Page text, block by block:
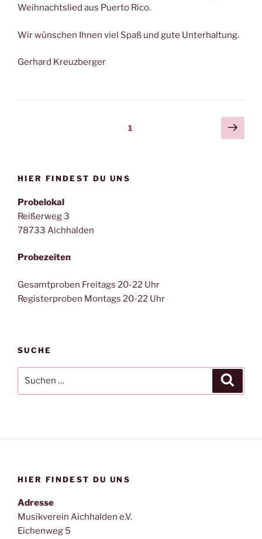
Weihnachtslied aus Puerto Rico.
Wir wünschen Ihnen viel Spaß und gute Unterhaltung.
Gerhard Kreuzberger
Seitennummerierung
Seite1
HIER FINDEST DU UNS
Probelokal
Reißerweg 3
78733 Aichhalden
Probezeiten
Gesamtproben Freitags 20-22 Uhr
Registerproben Montags 20-22 Uhr
SUCHE
nach:
HIER FINDEST DU UNS
Adresse
Musikverein Aichhalden e.V.
Eichenweg 5